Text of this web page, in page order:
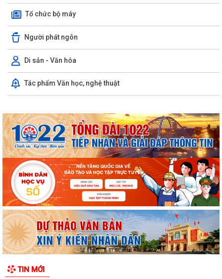
Tổ chức bộ máy
Người phát ngôn
Di sản - Văn hóa
Tác phẩm Văn học, nghệ thuật
TIN MỚI
Hải Phòng bầu bổ sung 1 Phó Chủ tịch HĐND và 1 Phó Chủ tịch UBND
thành phố
Kỷ niệm 65 năm thảm họa da cam Việt Nam (1961 – 2026)
Tạo xung lực mạnh mẽ nâng tầm quan hệ Việt Nam-Australia
Tổng Bí thư, Chủ tịch nước Tô Lâm lên đường thăm cấp Nhà nước tới
PHƯỜNG KINH MÔN: HỖ TRỢ LƯU ĐỘNG CÀI ĐẶT, SỬ DỤNG ETAX
MOBILE VÀ NỘP THUẾ ĐẤT PHI NÔNG NGHIỆP
Đội tuyển Hải Phòng đoạt giải A Hội thi lực lượng tham gia bảo vệ an
ninh, trật tự ở cơ sở giỏi...
KINH MÔN: SÔI NỔI CHƯƠNG TRÌNH ENGLISH FESTIVAL 2026
UBND phường Kinh Môn họp đẩy nhanh tiến độ giải phóng mặt bằng
các dự án
Khai mạc Chung kết Hội thi lực lượng tham gia bảo vệ ANTT ở cơ sở
giỏi toàn quốc lần thứ nhất, năm...
Thông báo Chung kết Hội thi lực lượng tham gia bảo vệ an ninh, trật tự
ở cơ sở giỏi toàn quốc (lần...